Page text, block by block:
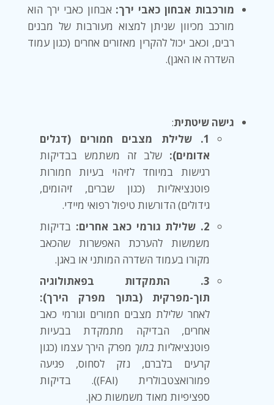
מורכבות אבחון כאבי ירך: אבחון כאבי ירך הוא
מורכב מכיוון שניתן למצוא מעורבות של מבנים
רבים, וכאב יכול להקרין מאזורים אחרים (כגון עמוד
השדרה או האגן).
גישה שיטתית:
1. שלילת מצבים חמורים (דגלים
אדומים): שלב זה משתמש בבדיקות
רגישות במיוחד לזיהוי בעיות חמורות
פוטנציאליות (כגון שברים, זיהומים,
גידולים) הדורשות טיפול רפואי מיידי.
2. שלילת גורמי כאב אחרים:
בדיקות
משמשות להערכת האפשרות שהכאב
מקורו בעמוד השדרה המותני או באגן.
3. התמקדות בפאתולוגיה
תוך-מפרקית (בתוך מפרק הירך):
לאחר שלילת מצבים חמורים וגורמי כאב
אחרים, הבדיקה מתמקדת בבעיות
פוטנציאליות בתוך מפרק הירך עצמו (כגון
קרעים בלברם, נזק לסחוס, פגיעה
פמורואצטבולרית (FAI)). בדיקות
ספציפיות מאוד משמשות כאן.